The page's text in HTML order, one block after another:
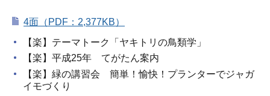
4面（PDF：2,377KB）
【楽】テーマトーク「ヤキトリの鳥類学」
【楽】平成25年 てがたん案内
【楽】緑の講習会 簡単！愉快！プランターでジャガ
イモづくり